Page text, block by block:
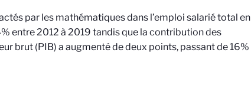
par les mathématiques dans l’emploi salarié total en
entre 2012 à 2019 tandis que la contribution des
brut (PIB) a augmenté de deux points, passant de 16%